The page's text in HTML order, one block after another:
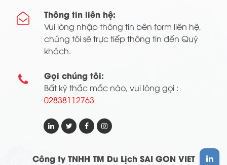
 Thông tin liên hệ:
Vui lòng nhập thông tin bên form liên hệ,
chúng tôi sẽ trực tiếp thông tin đến Quý
khách.
 Gọi chúng tôi:
Bất kỳ thắc mắc nào, vui lòng gọi :
02838112763
Công ty TNHH TM Du Lịch SAI GON VIET